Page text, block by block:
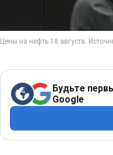
Будьте
Google